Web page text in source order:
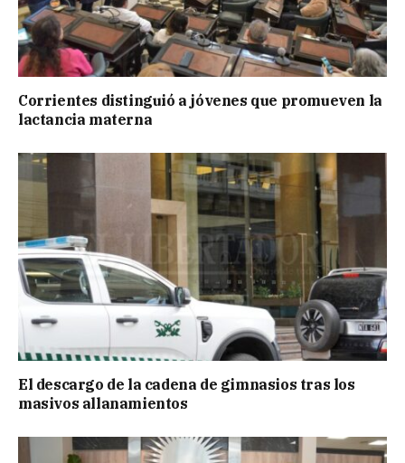
Corrientes distinguió a jóvenes que promueven la
lactancia materna
El descargo de la cadena de gimnasios tras los
masivos allanamientos